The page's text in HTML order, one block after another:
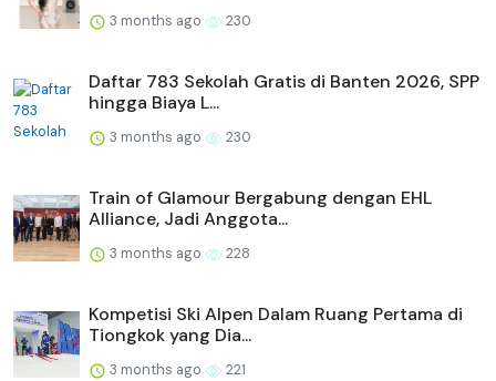
3 months ago 230
Daftar 783 Sekolah Gratis di Banten 2026, SPP
hingga Biaya L...
3 months ago 230
Train of Glamour Bergabung dengan EHL
Alliance, Jadi Anggota...
3 months ago 228
Kompetisi Ski Alpen Dalam Ruang Pertama di
Tiongkok yang Dia...
3 months ago 221